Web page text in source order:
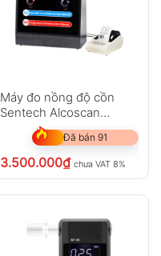
Máy đo nồng độ cồn
Sentech Alcoscan
AL3200
Đã bán 91
3.500.000₫ chưa VAT 8%